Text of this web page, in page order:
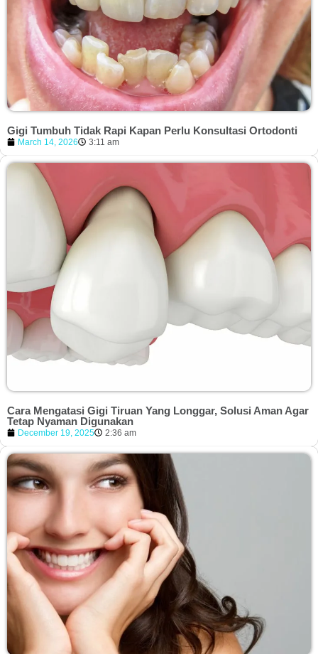
Gigi Tumbuh Tidak Rapi Kapan Perlu Konsultasi Ortodonti
March 14, 2026 3:11 am
Cara Mengatasi Gigi Tiruan Yang Longgar, Solusi Aman Agar
Tetap Nyaman Digunakan
December 19, 2025 2:36 am